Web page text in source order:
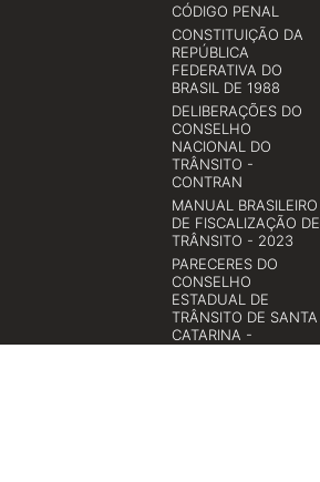
CÓDIGO PENAL
CONSTITUIÇÃO DA
REPÚBLICA
FEDERATIVA DO
BRASIL DE 1988
DELIBERAÇÕES DO
CONSELHO
NACIONAL DO
TRÂNSITO -
CONTRAN
MANUAL BRASILEIRO
DE FISCALIZAÇÃO DE
TRÂNSITO - 2023
PARECERES DO
CONSELHO
ESTADUAL DE
TRÂNSITO DE SANTA
CATARINA -